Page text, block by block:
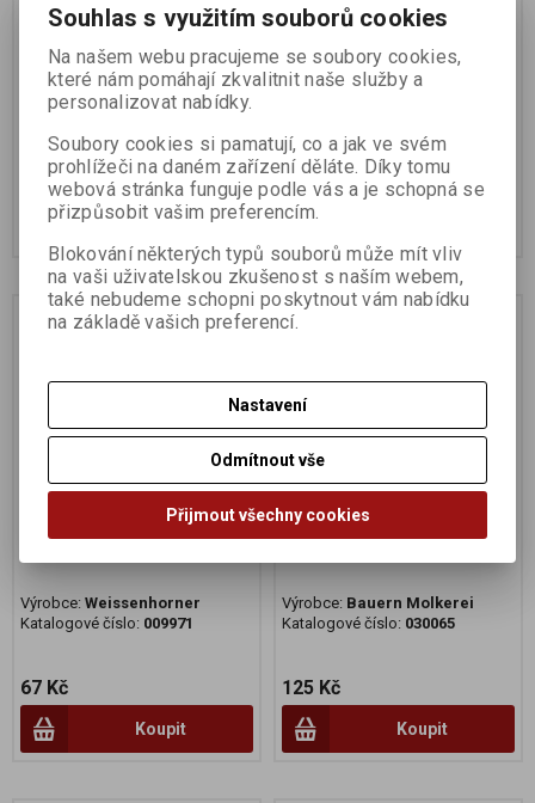
Tvaroh kravský 200g BIO
Výrobce:Jakub Laušman
49 Kč
Koupit
BIO
Katalogové číslo:006860
37 Kč
Na dotaz
Tiramisu 100g BIO
Výrobce: Weissenhorner
Katalogové číslo: 009971
67 Kč
Koupit
Na dotaz
Syrečky 200g BIO
Výrobce: Bauern Molkerei
Katalogové číslo: 030065
125 Kč
Koupit
Souhlas s využitím souborů cookies
Na našem webu pracujeme se soubory cookies,
které nám pomáhají zkvalitnit naše služby a
personalizovat nabídky.
Soubory cookies si pamatují, co a jak ve svém
prohlížeči na daném zařízení děláte. Díky tomu
webová stránka funguje podle vás a je schopná se
přizpůsobit vašim preferencím.
Blokování některých typů souborů může mít vliv
na vaši uživatelskou zkušenost s naším webem,
také nebudeme schopni poskytnout vám nabídku
na základě vašich preferencí.
Nastavení
Odmítnout vše
Přijmout všechny cookies